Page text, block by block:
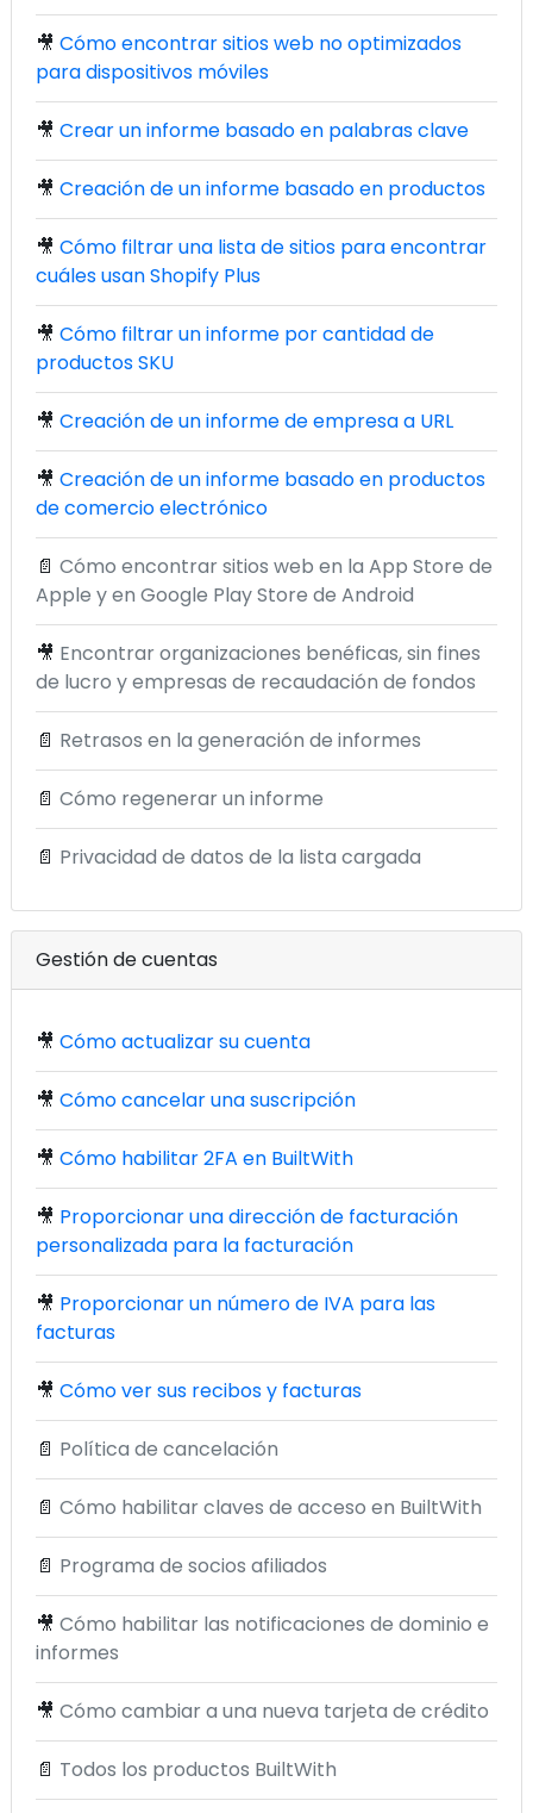
🎥 Cómo encontrar sitios web no optimizados
para dispositivos móviles
🎥 Crear un informe basado en palabras clave
🎥 Creación de un informe basado en productos
🎥 Cómo filtrar una lista de sitios para encontrar
cuáles usan Shopify Plus
🎥 Cómo filtrar un informe por cantidad de
productos SKU
🎥 Creación de un informe de empresa a URL
🎥 Creación de un informe basado en productos
de comercio electrónico
📄 Cómo encontrar sitios web en la App Store de
Apple y en Google Play Store de Android
🎥 Encontrar organizaciones benéficas, sin fines
de lucro y empresas de recaudación de fondos
📄 Retrasos en la generación de informes
📄 Cómo regenerar un informe
📄 Privacidad de datos de la lista cargada
Gestión de cuentas
🎥 Cómo actualizar su cuenta
🎥 Cómo cancelar una suscripción
🎥 Cómo habilitar 2FA en BuiltWith
🎥 Proporcionar una dirección de facturación
personalizada para la facturación
🎥 Proporcionar un número de IVA para las
facturas
🎥 Cómo ver sus recibos y facturas
📄 Política de cancelación
📄 Cómo habilitar claves de acceso en BuiltWith
📄 Programa de socios afiliados
🎥 Cómo habilitar las notificaciones de dominio e
informes
🎥 Cómo cambiar a una nueva tarjeta de crédito
📄 Todos los productos BuiltWith